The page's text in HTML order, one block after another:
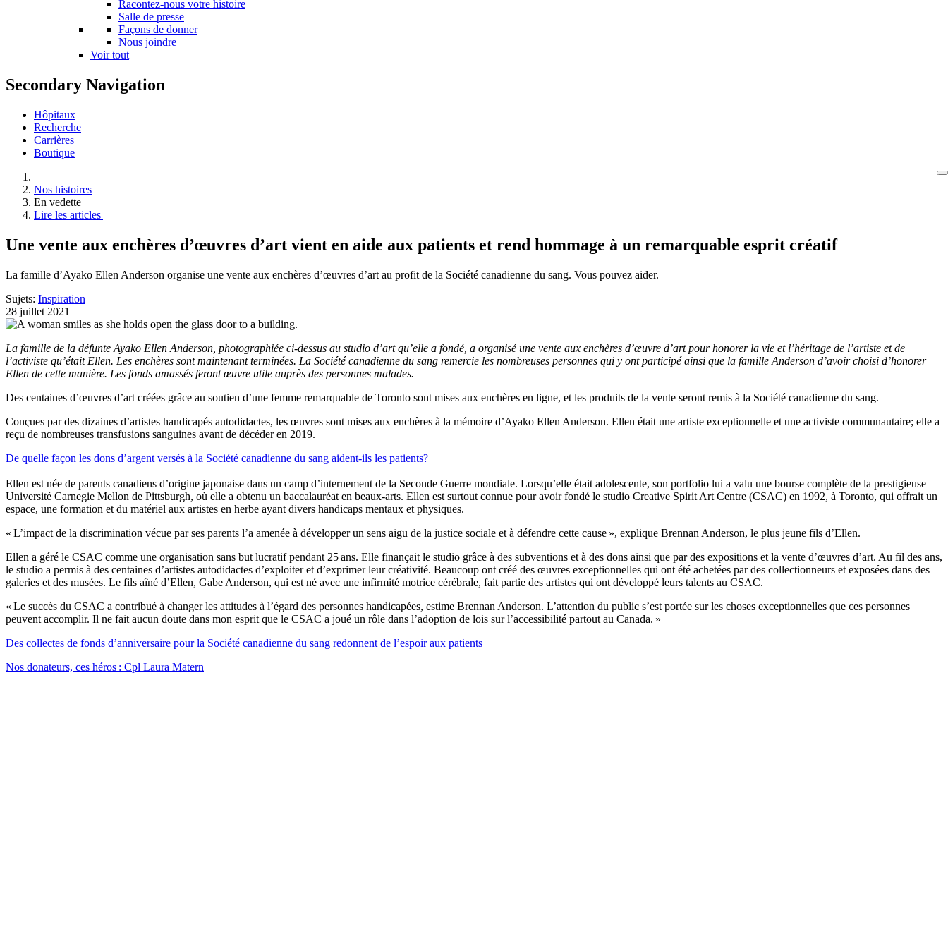
Racontez-nous votre histoire
Salle de presse
Façons de donner
Nous joindre
Voir tout
Secondary Navigation
Hôpitaux
Recherche
Carrières
Boutique
Nos histoires
En vedette
Lire les articles
Une vente aux enchères d’œuvres d’art vient en aide aux patients et rend hommage à un remarquable esprit créatif
La famille d’Ayako Ellen Anderson organise une vente aux enchères d’œuvres d’art au profit de la Société canadienne du sang. Vous pouvez aider.
Sujets: Inspiration
28 juillet 2021
La famille de la défunte Ayako Ellen Anderson, photographiée ci-dessus au studio d’art qu’elle a fondé, a organisé une vente aux enchères d’œuvre d’art pour honorer la vie et l’héritage de l’artiste et de
l’activiste qu’était Ellen. Les enchères sont maintenant terminées. La Société canadienne du sang remercie les nombreuses personnes qui y ont participé ainsi que la famille Anderson d’avoir choisi d’honorer
Ellen de cette manière. Les fonds amassés feront œuvre utile auprès des personnes malades.
Des centaines d’œuvres d’art créées grâce au soutien d’une femme remarquable de Toronto sont mises aux enchères en ligne, et les produits de la vente seront remis à la Société canadienne du sang.
Conçues par des dizaines d’artistes handicapés autodidactes, les œuvres sont mises aux enchères à la mémoire d’Ayako Ellen Anderson. Ellen était une artiste exceptionnelle et une activiste communautaire; elle a
reçu de nombreuses transfusions sanguines avant de décéder en 2019.
De quelle façon les dons d’argent versés à la Société canadienne du sang aident-ils les patients?
Ellen est née de parents canadiens d’origine japonaise dans un camp d’internement de la Seconde Guerre mondiale. Lorsqu’elle était adolescente, son portfolio lui a valu une bourse complète de la prestigieuse
Université Carnegie Mellon de Pittsburgh, où elle a obtenu un baccalauréat en beaux-arts. Ellen est surtout connue pour avoir fondé le studio Creative Spirit Art Centre (CSAC) en 1992, à Toronto, qui offrait un
espace, une formation et du matériel aux artistes en herbe ayant divers handicaps mentaux et physiques.
« L’impact de la discrimination vécue par ses parents l’a amenée à développer un sens aigu de la justice sociale et à défendre cette cause », explique Brennan Anderson, le plus jeune fils d’Ellen.
Ellen a géré le CSAC comme une organisation sans but lucratif pendant 25 ans. Elle finançait le studio grâce à des subventions et à des dons ainsi que par des expositions et la vente d’œuvres d’art. Au fil des ans,
le studio a permis à des centaines d’artistes autodidactes d’exploiter et d’exprimer leur créativité. Beaucoup ont créé des œuvres exceptionnelles qui ont été achetées par des collectionneurs et exposées dans des
galeries et des musées. Le fils aîné d’Ellen, Gabe Anderson, qui est né avec une infirmité motrice cérébrale, fait partie des artistes qui ont développé leurs talents au CSAC.
« Le succès du CSAC a contribué à changer les attitudes à l’égard des personnes handicapées, estime Brennan Anderson. L’attention du public s’est portée sur les choses exceptionnelles que ces personnes
peuvent accomplir. Il ne fait aucun doute dans mon esprit que le CSAC a joué un rôle dans l’adoption de lois sur l’accessibilité partout au Canada. »
Des collectes de fonds d’anniversaire pour la Société canadienne du sang redonnent de l’espoir aux patients
Nos donateurs, ces héros : Cpl Laura Matern